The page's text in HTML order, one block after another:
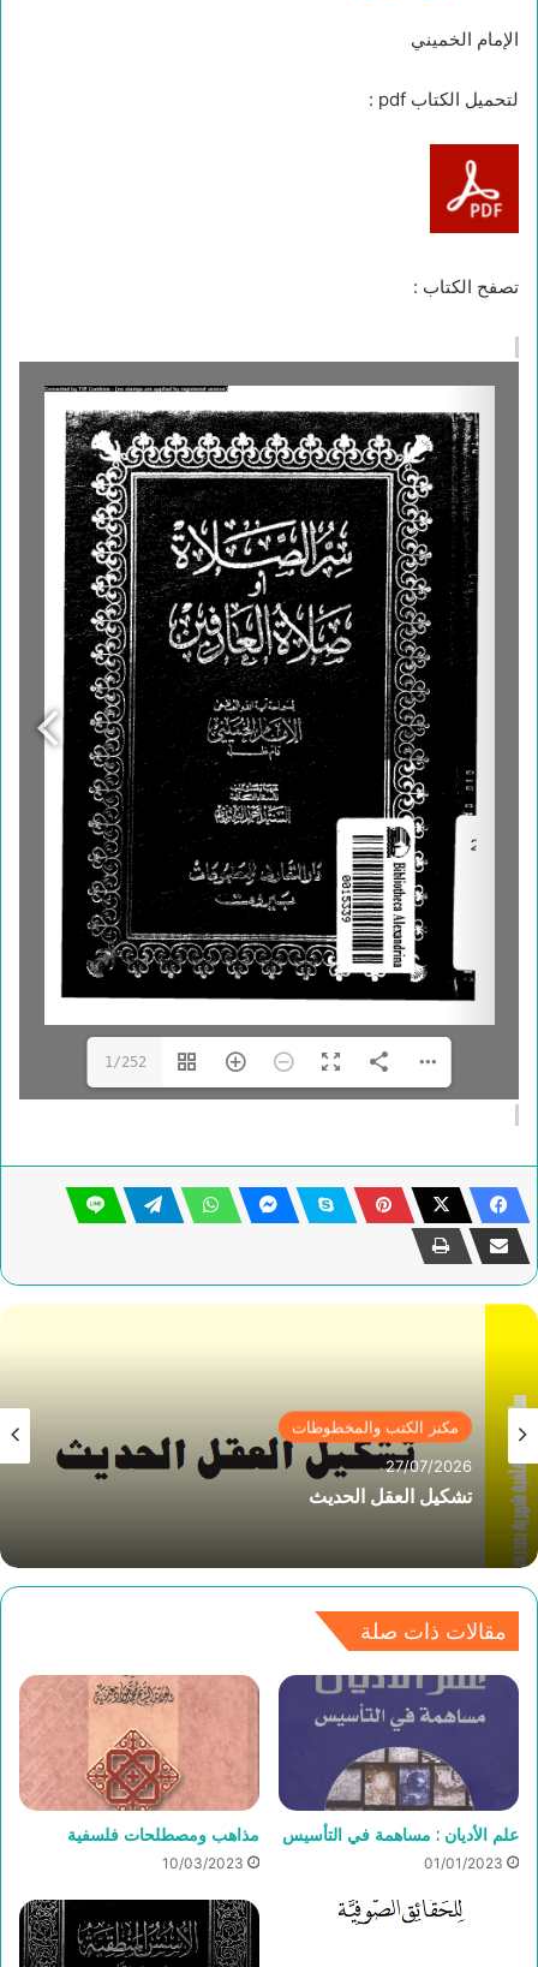
الإمام الخميني
لتحميل الكتاب pdf :
تصفح الكتاب :
1/252
مكنز الكتب والمخطوطات
27/07/2026
تشكيل العقل الحديث
مقالات ذات صلة
علم الأديان : مساهمة في التأسيس
01/01/2023
مذاهب ومصطلحات فلسفية
10/03/2023